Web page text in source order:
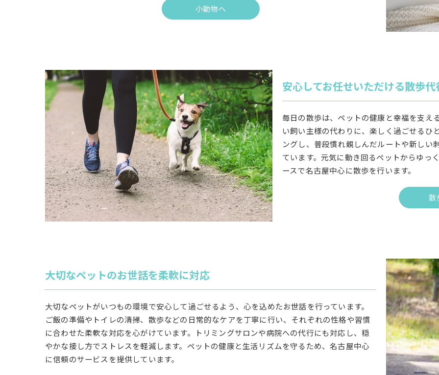
小動物へ
安心してお任せいただける散歩代
毎日の散歩は、ペットの健康と幸福を支え
い飼い主様の代わりに、楽しく過ごせるひ
ングし、普段慣れ親しんだルートや新しい
ています。元気に動き回るペットからゆっ
ースで名古屋中心に散歩を行います。
散
大切なペットのお世話を柔軟に対応
大切なペットがいつもの環境で安心して過ごせるよう、心を込めたお世話を行っています。
ご飯の準備やトイレの清掃、散歩などの日常的なケアを丁寧に行い、それぞれの性格や習慣
に合わせた柔軟な対応を心がけています。トリミングサロンや病院への代行にも対応し、穏
やかな接し方でストレスを軽減します。ペットの健康と生活リズムを守るため、名古屋中心
に信頼のサービスを提供しています。